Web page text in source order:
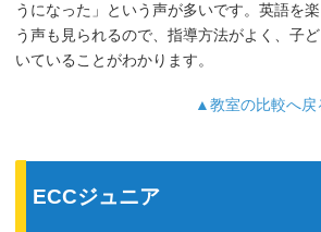
うになった」という声が多いです。英語を
う声も見られるので、指導方法がよく、子
いていることがわかります。
▲教室の比較へ戻
ECCジュニア